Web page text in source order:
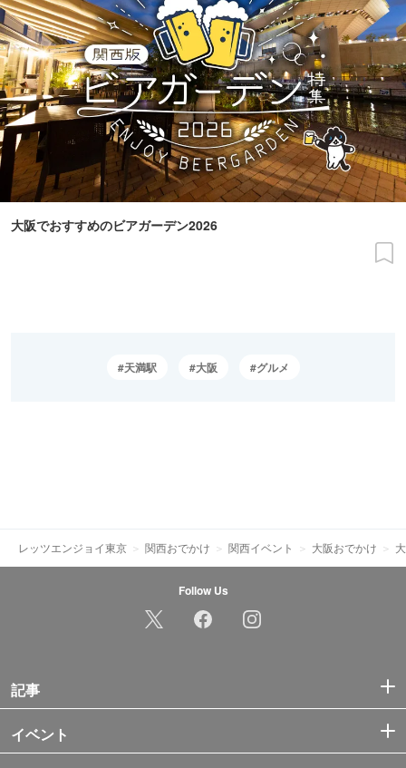
大阪でおすすめのビアガーデン2026
天満駅 大阪 グルメ
レッツエンジョイ東京 関西おでかけ 関西イベント 大阪おでかけ
Follow Us
記事
イベント